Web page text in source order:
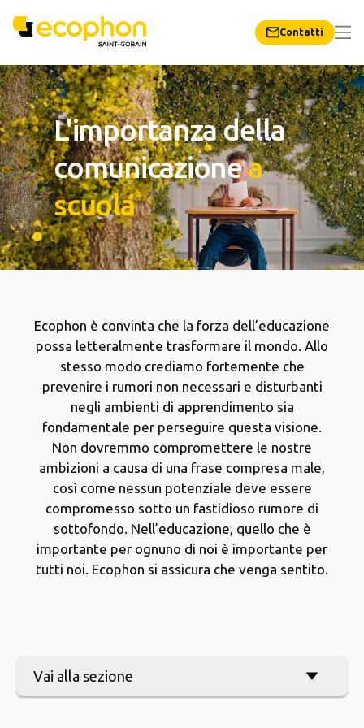
Contatti
L'importanza della
comunicazionea
scuola
Ecophon è convinta che la forza dell’educazione
possa letteralmente trasformare il mondo. Allo
stesso modo crediamo fortemente che
prevenire i rumori non necessari e disturbanti
negli ambienti di apprendimento sia
fondamentale per perseguire questa visione.
Non dovremmo compromettere le nostre
ambizioni a causa di una frase compresa male,
così come nessun potenziale deve essere
compromesso sotto un fastidioso rumore di
sottofondo. Nell’educazione, quello che è
importante per ognuno di noi è importante per
tutti noi. Ecophon si assicura che venga sentito.
Vai alla sezione
arrow_forward Problemi di rumore nelle scuole